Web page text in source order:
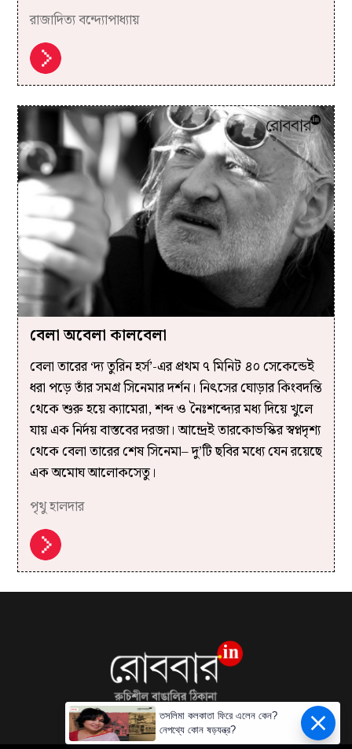
রাজাদিত্য বন্দ্যোপাধ্যায়
বেলা অবেলা কালবেলা
বেলা তারের ‘দ্য তুরিন হর্স’-এর প্রথম ৭ মিনিট ৪০ সেকেন্ডেই
ধরা পড়ে তাঁর সমগ্র সিনেমার দর্শন। নিৎসের ঘোড়ার কিংবদন্তি
থেকে শুরু হয়ে ক্যামেরা, শব্দ ও নৈঃশব্দ্যের মধ্য দিয়ে খুলে
যায় এক নির্দয় বাস্তবের দরজা। আন্দ্রেই তারকোভস্কির স্বপ্নদৃশ্য
থেকে বেলা তারের শেষ সিনেমা– দু’টি ছবির মধ্যে যেন রয়েছে
এক অমোঘ আলোকসেতু।
পৃথু হালদার
তসলিমা কলকাতা ফিরে এলেন কেন?
নেপথ্যে কোন ষড়যন্ত্র?